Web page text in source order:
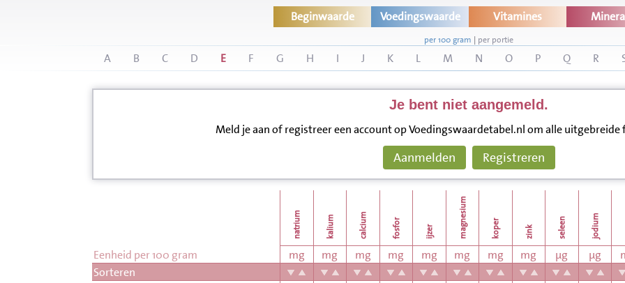
Disclaimer
Beginwaarde Voedingswaarde Vitamines
per 100 gram | per portie
A B C D E F G H I J K L M N O P Q R
Je bent niet aangemeld.
Meld je aan of registreer een account op Voedingswaardetabel.nl om alle
Aanmelden Registreren
natrium kalium calcium fosfor ijzer magnesium koper zink seleen jodium
Eenheid per 100 gram mg mg mg mg mg mg mg mg µg µg
Sorteren